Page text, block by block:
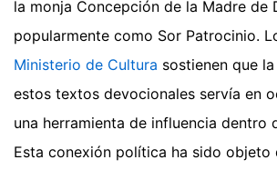
la monja Concepción de la Madre de
popularmente como Sor Patrocinio.
Ministerio de Cultura sostienen que
estos textos devocionales servía en
una herramienta de influencia dentro
Esta conexión política ha sido objeto